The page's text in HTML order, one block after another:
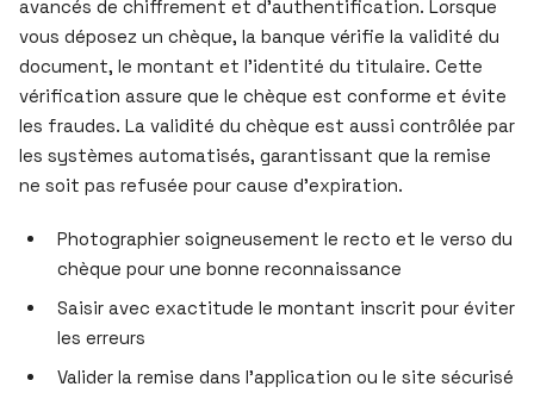
avancés de chiffrement et d’authentification. Lorsque
vous déposez un chèque, la banque vérifie la validité du
document, le montant et l’identité du titulaire. Cette
vérification assure que le chèque est conforme et évite
les fraudes. La validité du chèque est aussi contrôlée par
les systèmes automatisés, garantissant que la remise
ne soit pas refusée pour cause d’expiration.
Photographier soigneusement le recto et le verso du
chèque pour une bonne reconnaissance
Saisir avec exactitude le montant inscrit pour éviter
les erreurs
Valider la remise dans l’application ou le site sécurisé